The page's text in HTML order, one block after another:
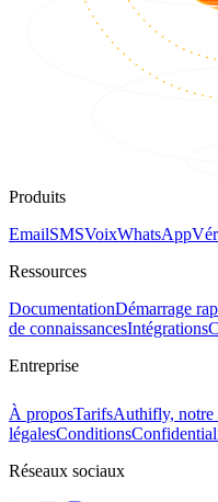
Produits
EmailSMSVoixWhatsApp
Ressources
DocumentationDémarrage
de connaissancesIntégrations
Entreprise
À proposTarifsAuthifly, notre
légalesConditions
Réseaux sociaux